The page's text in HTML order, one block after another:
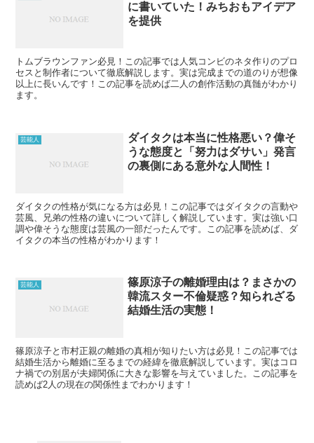
に書いていた！みちおもアイデア
を提供
トムブラウンファン必見！この記事では人気コンビのネタ作りのプロ
セスと制作者について徹底解説します。実は完成までの道のりが想像
以上に長いんです！この記事を読めば二人の創作活動の真髄がわかり
ます。
芸能人
ダイタクは本当に性格悪い？偉そ
うな態度と「努力はダサい」発言
の裏側にある意外な人間性！
ダイタクの性格が気になる方は必見！この記事ではダイタクの言動や
芸風、兄弟の性格の違いについて詳しく解説しています。実は強い口
調や偉そうな態度は芸風の一部だったんです。この記事を読めば、ダ
イタクの本当の性格がわかります！
芸能人
篠原涼子の離婚理由は？まさかの
韓流スター不倫疑惑？知られざる
結婚生活の実態！
篠原涼子と市村正親の離婚の真相が知りたい方は必見！この記事では
結婚生活から離婚に至るまでの経緯を徹底解説しています。実はコロ
ナ禍での別居が夫婦関係に大きな影響を与えていました。この記事を
読めば2人の現在の関係性までわかります！